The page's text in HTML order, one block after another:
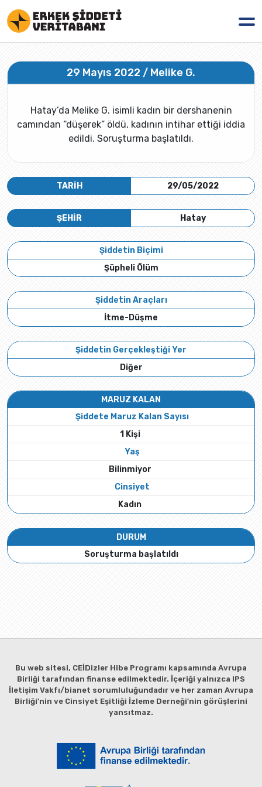
29 Mayıs 2022 / Melike G.
Hatay’da Melike G. isimli kadın bir dershanenin
camından “düşerek” öldü, kadının intihar ettiği iddia
edildi. Soruşturma başlatıldı.
TARİH 29/05/2022
Hatay
ŞEHİR
Şiddetin Biçimi
Şüpheli Ölüm
Şiddetin Araçları
İtme-Düşme
Şiddetin Gerçekleştiği Yer
Diğer
MARUZ KALAN
Şiddete Maruz Kalan Sayısı
1 Kişi
Yaş
Bilinmiyor
Cinsiyet
Kadın
DURUM
Soruşturma başlatıldı
Bu web sitesi, CEİDizler Hibe Programı kapsamında Avrupa
Birliği tarafından finanse edilmektedir. İçeriği yalnızca IPS
İletişim Vakfı/bianet sorumluluğundadır ve her zaman Avrupa
Birliği'nin ve Cinsiyet Eşitliği İzleme Derneği'nin görüşlerini
yansıtmaz.